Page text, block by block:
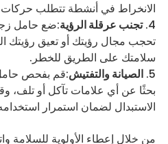
الانخراط في أنشطة تتطلب
تجنب عرقلة الرؤية:ضع حامل
تحجب مجال رؤيتك أو تعيق رؤيتك
سلامتك على الطريق للخطر.
الصيانة والتفتيش:قم بفحص حامل
بحثًا عن أي علامات تآكل أو تلف،
الاستبدال لضمان استمرار
من خلال إعطاء الأولوية للسلامة